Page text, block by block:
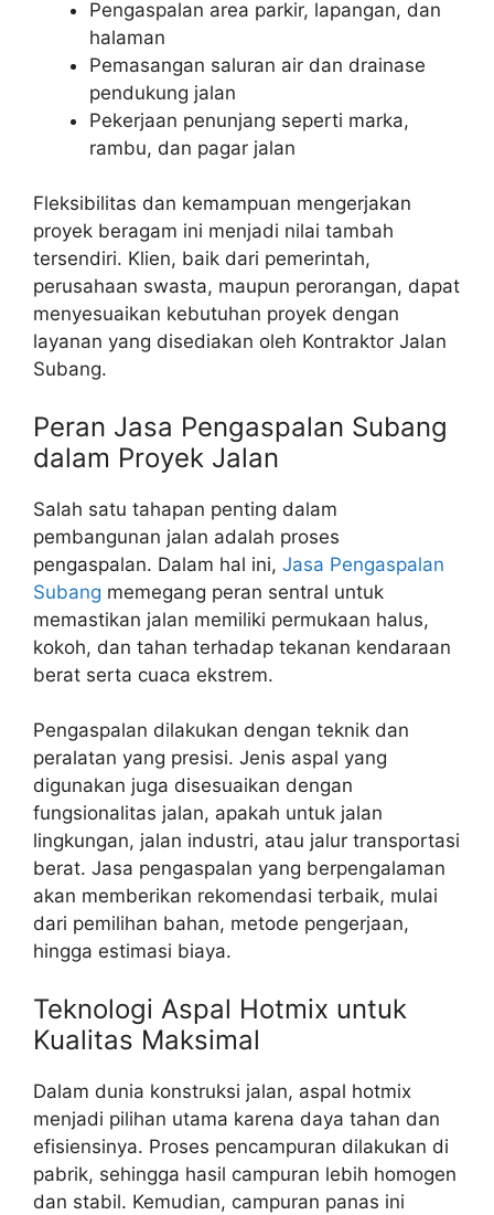
Pengaspalan area parkir, lapangan, dan
halaman
Pemasangan saluran air dan drainase
pendukung jalan
Pekerjaan penunjang seperti marka,
rambu, dan pagar jalan
Fleksibilitas dan kemampuan mengerjakan
proyek beragam ini menjadi nilai tambah
tersendiri. Klien, baik dari pemerintah,
perusahaan swasta, maupun perorangan, dapat
menyesuaikan kebutuhan proyek dengan
layanan yang disediakan oleh Kontraktor Jalan
Subang.
Peran Jasa Pengaspalan Subang
dalam Proyek Jalan
Salah satu tahapan penting dalam
pembangunan jalan adalah proses
pengaspalan. Dalam hal ini, Jasa Pengaspalan
Subang memegang peran sentral untuk
memastikan jalan memiliki permukaan halus,
kokoh, dan tahan terhadap tekanan kendaraan
berat serta cuaca ekstrem.
Pengaspalan dilakukan dengan teknik dan
peralatan yang presisi. Jenis aspal yang
digunakan juga disesuaikan dengan
fungsionalitas jalan, apakah untuk jalan
lingkungan, jalan industri, atau jalur transportasi
berat. Jasa pengaspalan yang berpengalaman
akan memberikan rekomendasi terbaik, mulai
dari pemilihan bahan, metode pengerjaan,
hingga estimasi biaya.
Teknologi Aspal Hotmix untuk
Kualitas Maksimal
Dalam dunia konstruksi jalan, aspal hotmix
menjadi pilihan utama karena daya tahan dan
efisiensinya. Proses pencampuran dilakukan di
pabrik, sehingga hasil campuran lebih homogen
dan stabil. Kemudian, campuran panas ini